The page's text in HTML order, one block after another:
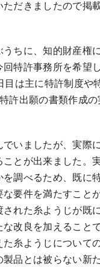
だきましたので掲
ちに、知的財産権
特許事務所を希望
は主に特許制度や
許出願の書類作成
いましたが、実際
とが出来ました。
調べるため、既に
要件を満たすこと
れた糸ようじが既
改良を加えること
糸ようじについて
品とは被らない新